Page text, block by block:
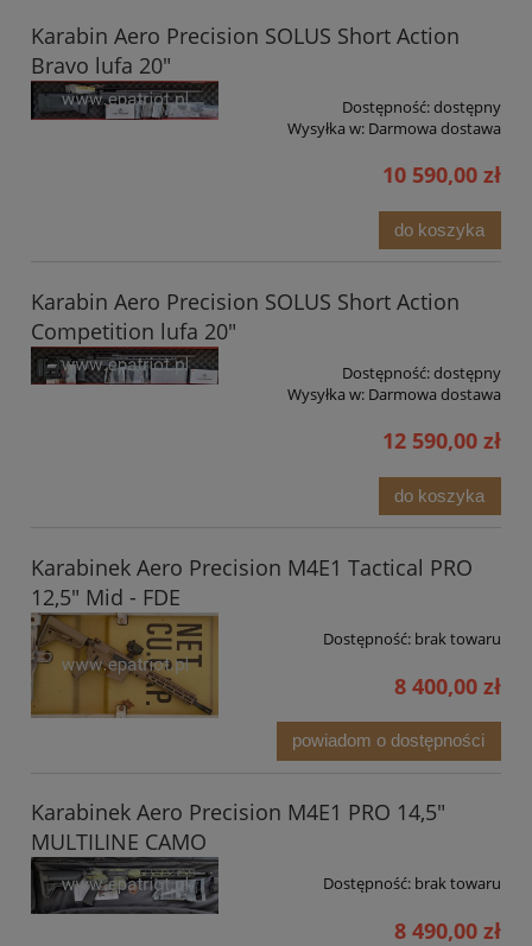
Karabin Aero Precision SOLUS Short Action
Bravo lufa 20"
Dostępność:dostępny
Wysyłka w: Darmowa dostawa
10 590,00 zł
do koszyka
Karabin Aero Precision SOLUS Short Action
Competition lufa 20"
Dostępność:dostępny
Wysyłka w: Darmowa dostawa
12 590,00 zł
do koszyka
Karabinek Aero Precision M4E1 Tactical PRO
12,5" Mid - FDE
Dostępność: brak towaru
8 400,00 zł
powiadom o dostępności
Karabinek Aero Precision M4E1 PRO 14,5"
MULTILINE CAMO
Dostępność: brak towaru
8 490,00 zł